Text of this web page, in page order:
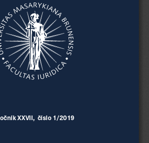
XXVII,  číslo 1/2019